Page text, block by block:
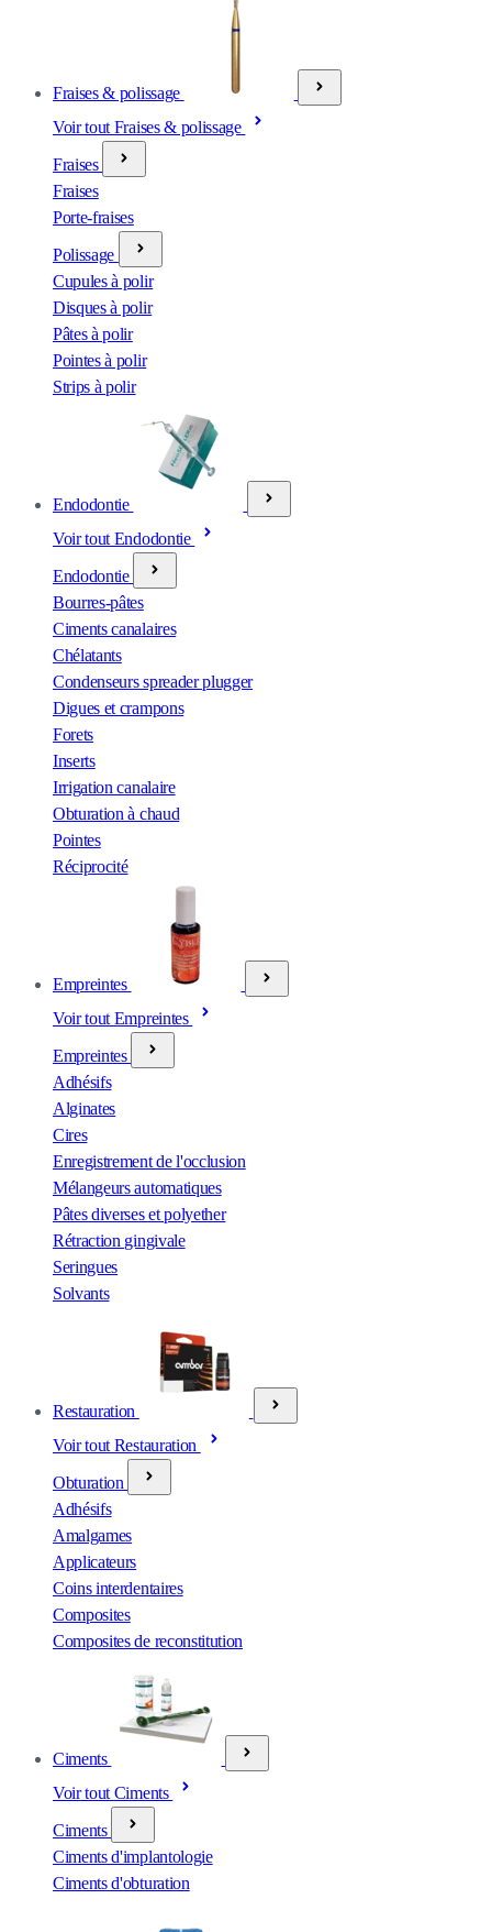
Fraises & polissage
Voir tout Fraises & polissage
Fraises
Fraises
Porte-fraises
Polissage
Cupules à polir
Disques à polir
Pâtes à polir
Pointes à polir
Strips à polir
Endodontie
Voir tout Endodontie
Endodontie
Bourres-pâtes
Ciments canalaires
Chélatants
Condenseurs spreader plugger
Digues et crampons
Forets
Inserts
Irrigation canalaire
Obturation à chaud
Pointes
Réciprocité
Empreintes
Voir tout Empreintes
Empreintes
Adhésifs
Alginates
Cires
Enregistrement de l'occlusion
Mélangeurs automatiques
Pâtes diverses et polyether
Rétraction gingivale
Seringues
Solvants
Restauration
Voir tout Restauration
Obturation
Adhésifs
Amalgames
Applicateurs
Coins interdentaires
Composites
Composites de reconstitution
Ciments
Voir tout Ciments
Ciments
Ciments d'implantologie
Ciments d'obturation